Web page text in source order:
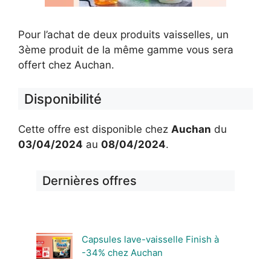
Pour l’achat de deux produits vaisselles, un
3ème produit de la même gamme vous sera
offert chez Auchan.
Disponibilité
Cette offre est disponible chez Auchan du
03/04/2024 au 08/04/2024.
Dernières offres
Capsules lave-vaisselle Finish à
-34% chez Auchan